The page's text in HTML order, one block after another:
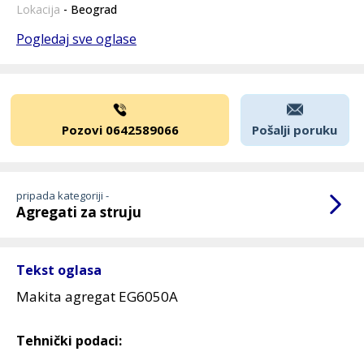
Lokacija - Beograd
Pogledaj sve oglase
Pozovi 0642589066 Pošalji poruku
pripada kategoriji -
Agregati za struju
Tekst oglasa
Makita agregat EG6050A
Tehnički podaci: